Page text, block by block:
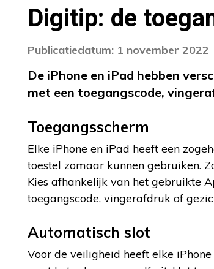
Digitip: de
Publicatiedatum: 1 november 2022
De iPhone en iPad hebben
met een toegangscode,
Toegangsscherm
Elke iPhone en iPad heeft een
toestel zomaar kunnen gebruiken.
Kies afhankelijk van het gebruikte
toegangscode, vingerafdruk of
Automatisch slot
Voor de veiligheid heeft elke